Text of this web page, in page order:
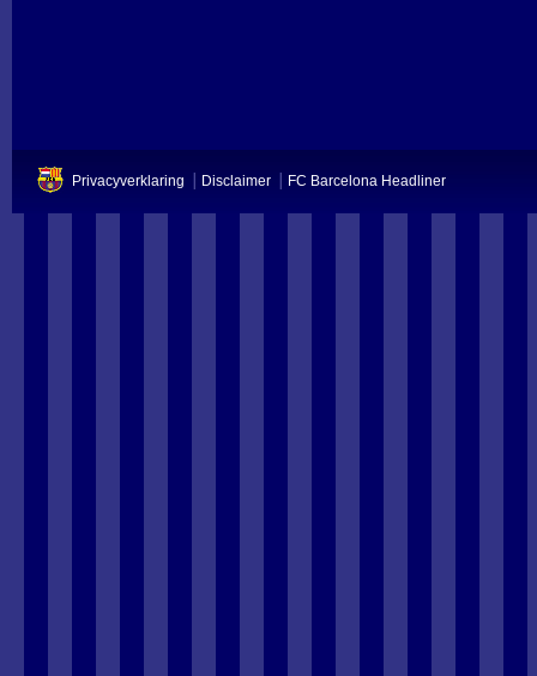
Privacyverklaring Disclaimer FC Barcelona Headliner